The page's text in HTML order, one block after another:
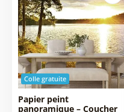
Colle gratuite
Papier peint
panoramique – Coucher